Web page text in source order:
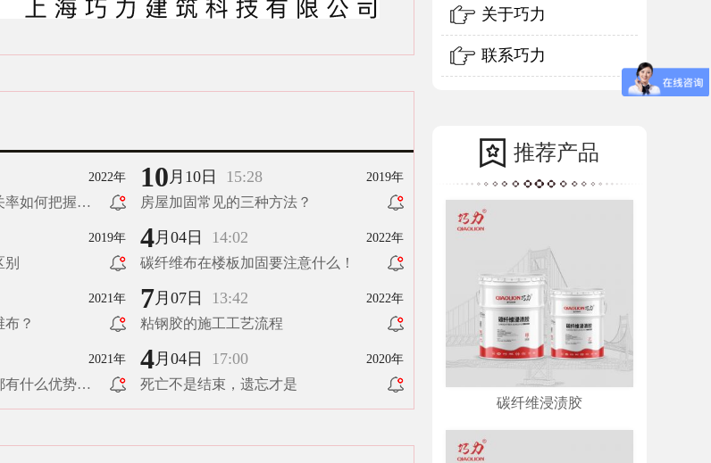
2022年
如何把握？
10 月10日 15:28 2019年
房屋加固常见的三种方法？
2019年 4 月04日 14:02 2022年
碳纤维布在楼板加固要注意什么！
2021年
？
7 月07日 13:42 2022年
粘钢胶的施工工艺流程
2021年
有什么优势
4 月04日 17:00 2020年
死亡不是结束，遗忘才是
关于巧力
联系巧力
推荐产品
碳纤维浸渍胶